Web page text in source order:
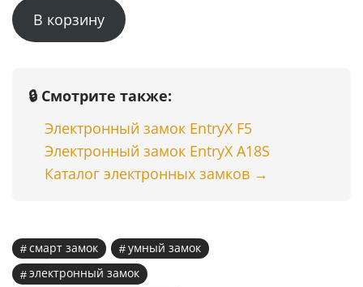
составляла
75500 ₸.
59999 ₸.
В корзину
🔒 Смотрите также:
Электронный замок EntryX F5
Электронный замок EntryX A18S
Каталог электронных замков →
смарт замок
умный замок
электронный замок